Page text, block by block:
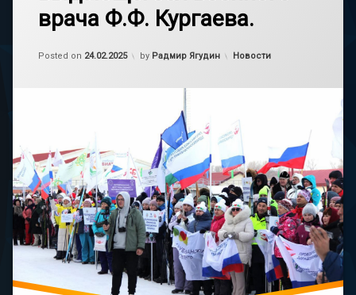
врача Ф.Ф. Кургаева.
Posted on 24.02.2025
Обновлено на 24.02.2025
by Радмир Ягудин Категории:
Новости